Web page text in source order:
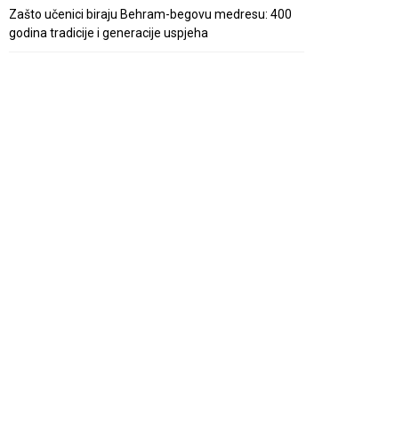
Zašto učenici biraju Behram-begovu medresu: 400
godina tradicije i generacije uspjeha